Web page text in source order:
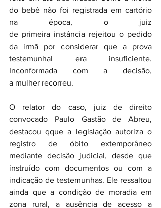
do bebê não foi registrada em cartório
na época, o juiz
de primeira instância rejeitou o pedido
da irmã por considerar que a prova
testemunhal era insuficiente.
Inconformada com a decisão,
a mulher recorreu.
O relator do caso, juiz de direito
convocado Paulo Gastão de Abreu,
destacou qque a legislação autoriza o
registro de óbito extemporâneo
mediante decisão judicial, desde que
instruído com documentos ou com a
indicação de testemunhas. Ele ressaltou
ainda que a condição de moradia em
zona rural, a ausência de acesso a